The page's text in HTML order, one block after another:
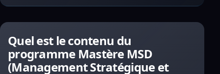
Quel est le contenu du
programme Mastère MSD
(Management Stratégique et